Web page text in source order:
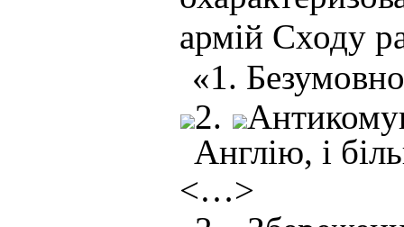
армій Сходу
«1.
2.
Англію, і
<…>